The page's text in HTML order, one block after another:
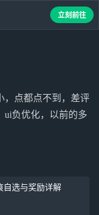
，点都点不到，差评
ui负优化，以前的多
自选与奖励详解
立刻前往